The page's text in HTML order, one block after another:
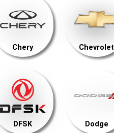
Chery Chevrolet
DFSK Dodge